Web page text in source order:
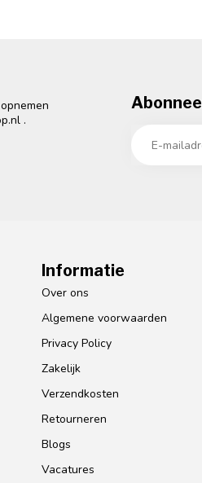
.
Informatie
Over ons
Algemene voorwaarden
Privacy Policy
Zakelijk
Verzendkosten
Retourneren
Blogs
Vacatures